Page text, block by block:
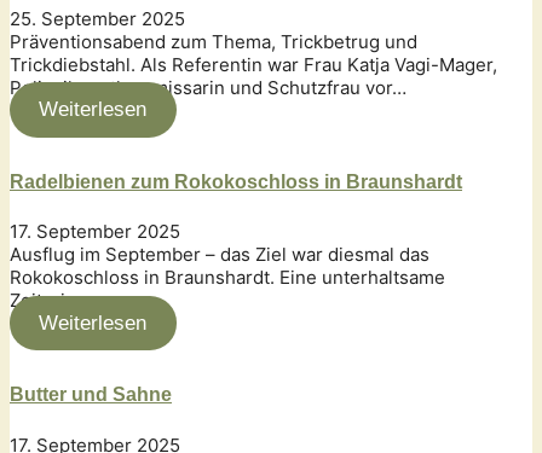
25. September 2025
Präventionsabend zum Thema, Trickbetrug und
Trickdiebstahl. Als Referentin war Frau Katja Vagi-Mager,
Polizeihauptkommissarin und Schutzfrau vor…
Weiterlesen
Radelbienen zum Rokokoschloss in Braunshardt
17. September 2025
Ausflug im September – das Ziel war diesmal das
Rokokoschloss in Braunshardt. Eine unterhaltsame
Zeitreise…
Weiterlesen
Butter und Sahne
17. September 2025